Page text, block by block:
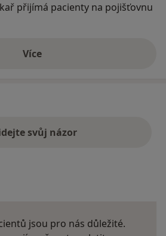
přijímá pacienty na pojišťovnu
Víceo adrese
svůj názor
jsou pro nás důležité.